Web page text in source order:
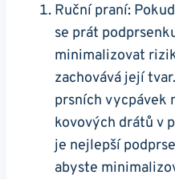
Ruční praní:
se prát
minimalizovat
zachovává její
prsních vycpávek
kovových drátů v
je nejlepší
abyste